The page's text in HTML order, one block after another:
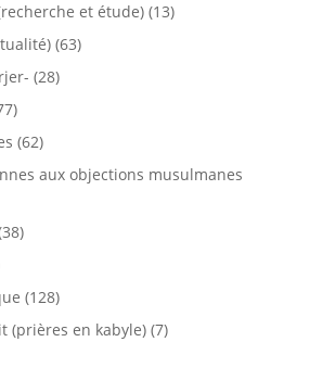
et étude)(13)
(63)
(28)
(62)
aux objections musulmanes
(128)
(prières en kabyle)(7)